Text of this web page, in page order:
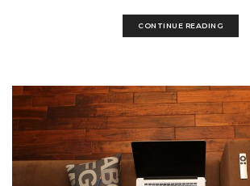
CONTINUE READING